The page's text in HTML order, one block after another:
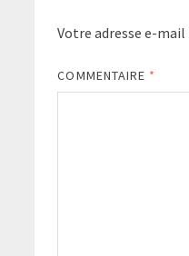
Votre adresse e-mail
COMMENTAIRE *